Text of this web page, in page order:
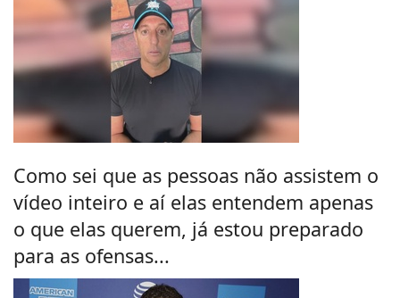
Como sei que as pessoas não assistem o
vídeo inteiro e aí elas entendem apenas
o que elas querem, já estou preparado
para as ofensas...